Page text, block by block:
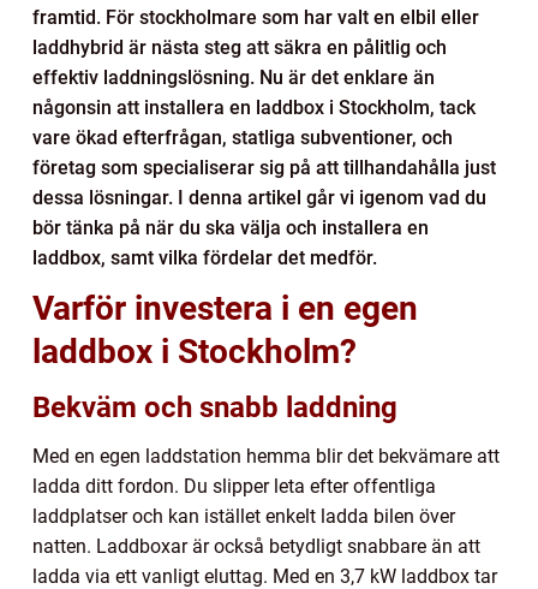
framtid. För stockholmare som har valt en elbil eller
laddhybrid är nästa steg att säkra en pålitlig och
effektiv laddningslösning. Nu är det enklare än
någonsin att installera en laddbox i Stockholm, tack
vare ökad efterfrågan, statliga subventioner, och
företag som specialiserar sig på att tillhandahålla just
dessa lösningar. I denna artikel går vi igenom vad du
bör tänka på när du ska välja och installera en
laddbox, samt vilka fördelar det medför.
Varför investera i en egen
laddbox i Stockholm?
Bekväm och snabb laddning
Med en egen laddstation hemma blir det bekvämare att
ladda ditt fordon. Du slipper leta efter offentliga
laddplatser och kan istället enkelt ladda bilen över
natten. Laddboxar är också betydligt snabbare än att
ladda via ett vanligt eluttag. Med en 3,7 kW laddbox tar